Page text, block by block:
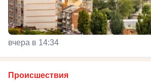
вчера в 14:34
Происшествия